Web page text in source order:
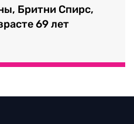
Бритни Спирс,
69 лет